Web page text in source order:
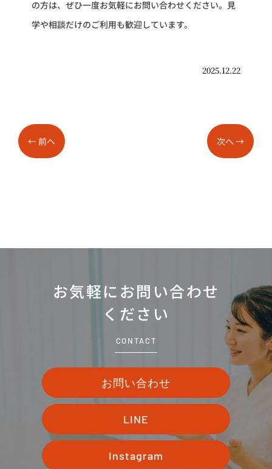
の方は、ぜひ一度お気軽にお問い合わせください。見
学や相談だけのご利用も歓迎しています。
2025.12.22
←前へ 次へ →
お気軽にお問い合わせ
ください
CONTACT
お問い合わせ
LINE
Instagram